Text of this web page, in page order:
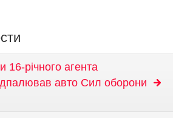
16-річного агента
авто Сил оборони